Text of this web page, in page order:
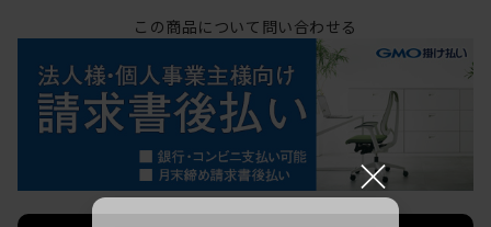
この商品について問い合わせる
×